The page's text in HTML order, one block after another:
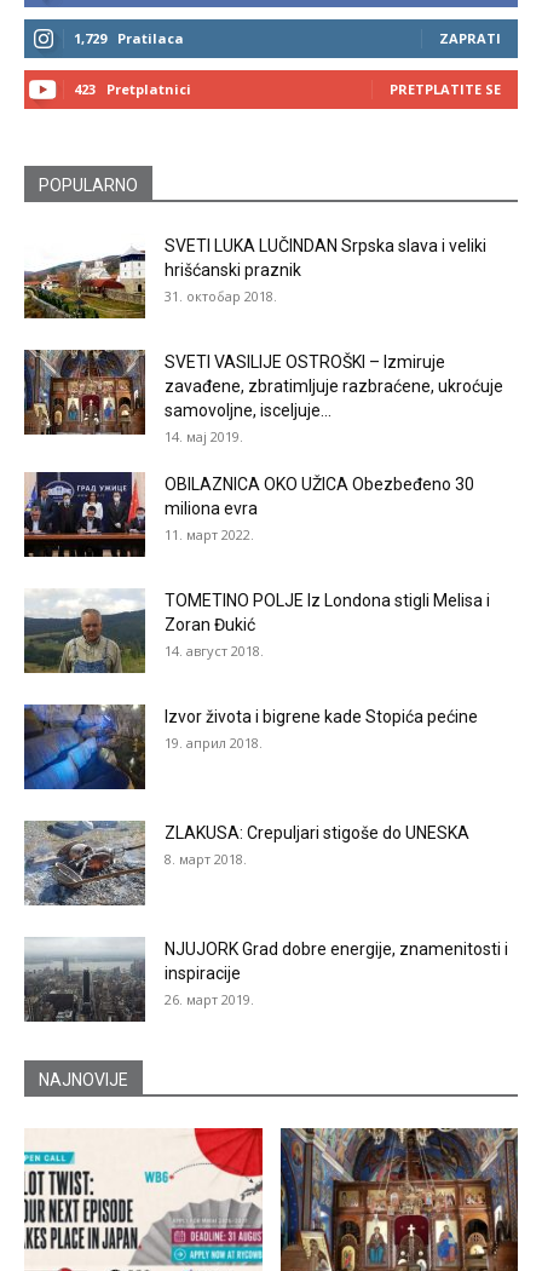
1,729 Pratilaca ZAPRATI
423 Pretplatnici PRETPLATITE SE
POPULARNO
SVETI LUKA LUČINDAN Srpska slava i veliki
hrišćanski praznik
31. октобар 2018.
SVETI VASILIJE OSTROŠKI – Izmiruje
zavađene, zbratimljuje razbraćene, ukroćuje
samovoljne, isceljuje...
14. мај 2019.
OBILAZNICA OKO UŽICA Obezbeđeno 30
miliona evra
11. март 2022.
TOMETINO POLJE Iz Londona stigli Melisa i
Zoran Đukić
14. август 2018.
Izvor života i bigrene kade Stopića pećine
19. април 2018.
ZLAKUSA: Crepuljari stigoše do UNESKA
8. март 2018.
NJUJORK Grad dobre energije, znamenitosti i
inspiracije
26. март 2019.
NAJNOVIJE